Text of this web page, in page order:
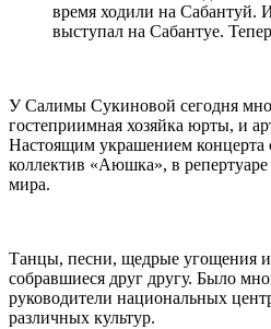
время ходили на Сабантуй.
выступал на Сабантуе.
У Салимы Сукиновой сегодня
гостеприимная хозяйка юрты, и
Настоящим украшением
коллектив «Аюшка», в
мира.
Танцы, песни, щедрые угощения и
собравшиеся друг другу. Было
руководители национальных
различных культур.